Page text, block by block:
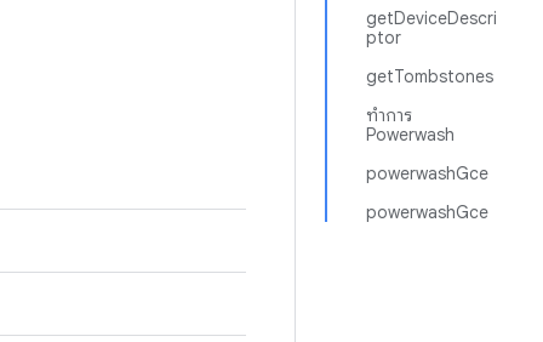
getDeviceDescri
ptor
getTombstones
ทำการ
Powerwash
powerwashGce
powerwashGce